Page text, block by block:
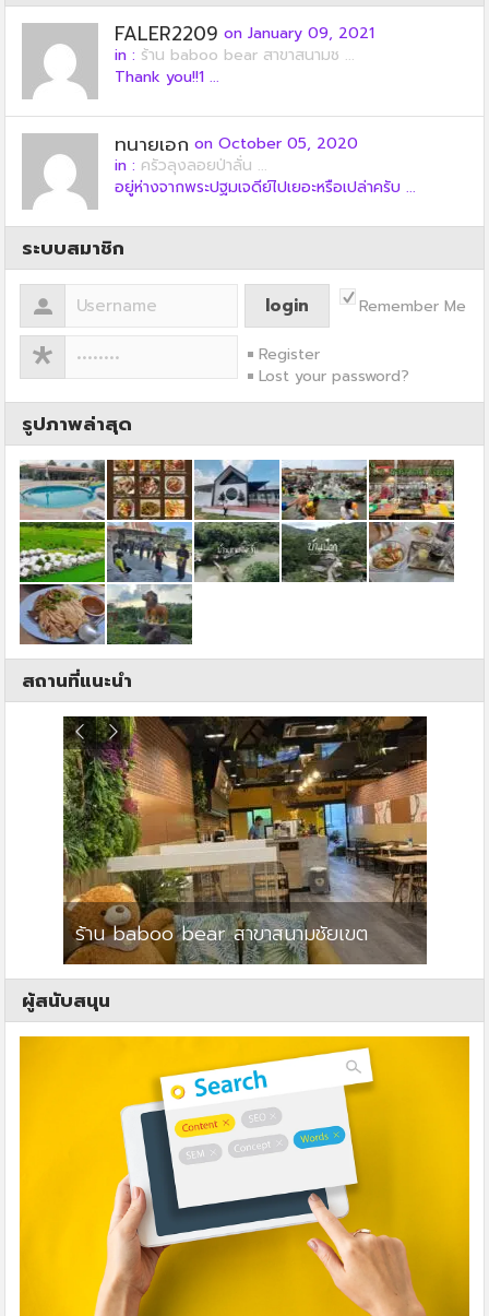
FALER2209 on January 09, 2021
in : ร้าน baboo bear สาขาสนามช ...
Thank you!!1 ...
ทนายเอก on October 05, 2020
in : ครัวลุงลอยป่าลั่น ...
อยู่ห่างจากพระปฐมเจดีย์ไปเยอะหรือเปล่าครับ ...
ระบบสมาชิก
Remember Me
Register
Lost your password?
รูปภาพล่าสุด
สถานที่แนะนำ
ร้าน baboo bear สาขาสนามชัยเขต
ผู้สนับสนุน